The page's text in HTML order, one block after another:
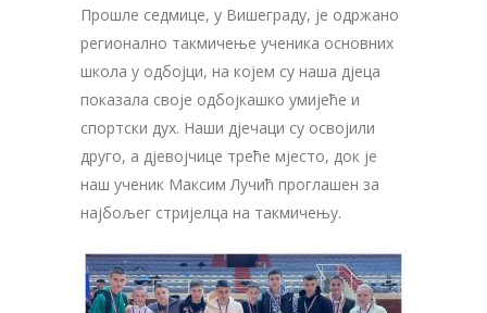
Прошле седмице, у Вишеграду, је одржано
регионално такмичење ученика основних
школа у одбојци, на којем су наша дјеца
показала своје одбојкашко умијеће и
спортски дух. Наши дјечаци су освојили
друго, а дјевојчице треће мјесто, док је
наш ученик Максим Лучић проглашен за
најбољег стријелца на такмичењу.